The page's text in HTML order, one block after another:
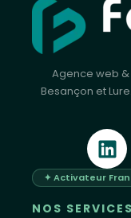
Agence web
Besançon et
✦ Activateur
NOS SERVICES